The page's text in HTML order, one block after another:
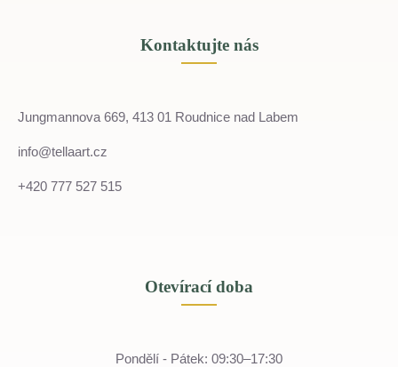
Kontaktujte nás
Jungmannova 669, 413 01 Roudnice nad Labem
info@tellaart.cz
+420 777 527 515
Otevírací doba
Pondělí - Pátek: 09:30–17:30